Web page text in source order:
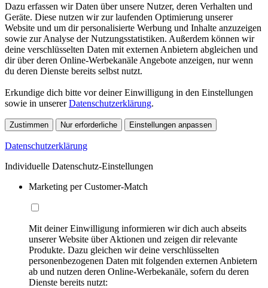
Dazu erfassen wir Daten über unsere Nutzer, deren Verhalten und
Geräte. Diese nutzen wir zur laufenden Optimierung unserer
Website und um dir personalisierte Werbung und Inhalte anzuzeigen
sowie zur Analyse der Nutzungsstatistiken. Außerdem können wir
deine verschlüsselten Daten mit externen Anbietern abgleichen und
dir über deren Online-Werbekanäle Angebote anzeigen, nur wenn
du deren Dienste bereits selbst nutzt.
Erkundige dich bitte vor deiner Einwilligung in den Einstellungen
sowie in unsererDatenschutzerklärung.
Zustimmen Nur erforderliche Einstellungen anpassen
Datenschutzerklärung
Individuelle Datenschutz-Einstellungen
Marketing per Customer-Match
Mit deiner Einwilligung informieren wir dich auch abseits
unserer Website über Aktionen und zeigen dir relevante
Produkte. Dazu gleichen wir deine verschlüsselten
personenbezogenen Daten mit folgenden externen Anbietern
ab und nutzen deren Online-Werbekanäle, sofern du deren
Dienste bereits nutzt: